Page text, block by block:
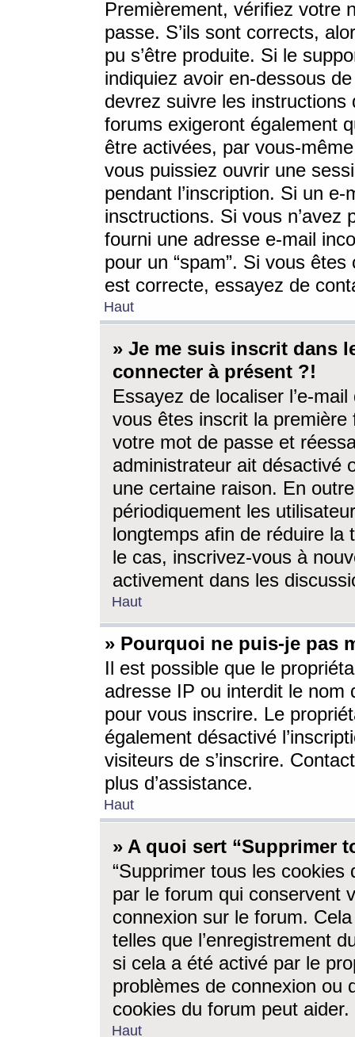
Premièrement, vérifiez votre
passe. S’ils sont corrects,
pu s’être produite. Si le
indiquiez avoir en-dessous
devrez suivre les
forums exigeront également
être activées, par vous-
vous puissiez ouvrir une
pendant l’inscription. Si un
insctructions. Si vous n’avez
fourni une adresse e-mail
pour un “spam”. Si vous
est correcte, essayez de
Haut
» Je me suis inscrit dans
connecter à présent ?!
Essayez de localiser l’e-
vous êtes inscrit la première
votre mot de passe et
administrateur ait désactivé
une certaine raison. En
périodiquement les
longtemps afin de réduire la
le cas, inscrivez-vous à
activement dans les
Haut
» Pourquoi ne puis-je pas
Il est possible que le
adresse IP ou interdit le nom
pour vous inscrire. Le
également désactivé
visiteurs de s’inscrire.
plus d’assistance.
Haut
» A quoi sert “Supprimer
“Supprimer tous les cookies
par le forum qui conservent
connexion sur le forum.
telles que l’enregistrement
si cela a été activé par le
problèmes de connexion ou
cookies du forum peut aider.
Haut